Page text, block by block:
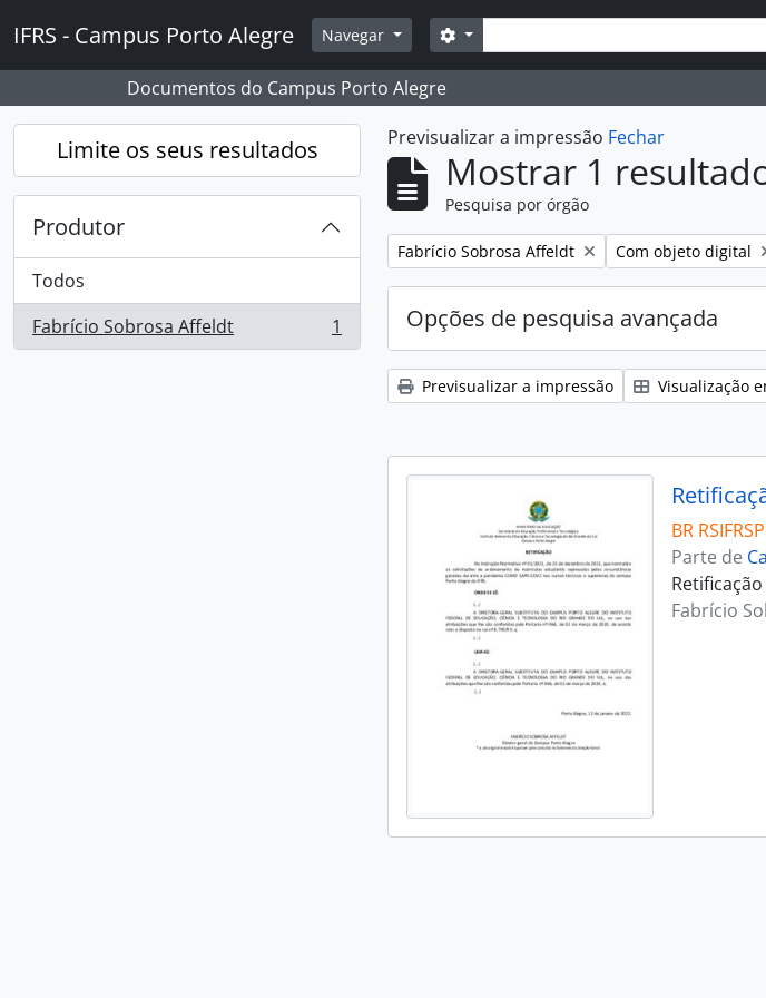
IFRS - Campus Porto Alegre Navegar Pesquisar
Opções de busca
Documentos do Campus Porto Alegre
Limite os seus resultados
Produtor
Todos
Fabrício Sobrosa Affeldt
, 1 resultados 1
Previsualizar a impressão Fechar
Mostrar 1
Pesquisa por órgão
Remover filtro:
Fabrício Sobrosa Affeldt Remover filtro:
Com objeto digital
Opções de pesquisa avançada
Previsualizar a impressão Visualização
BR
Parte de
Fabrício